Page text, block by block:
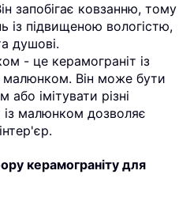
запобігає ковзанню, тому
із підвищеною вологістю,
душові.
- це керамограніт із
Він може бути
імітувати різні
із малюнком дозволяє
керамограніту для